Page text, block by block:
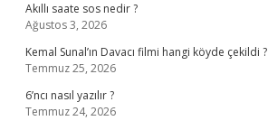
Akıllı saate sos nedir ?
Ağustos 3, 2026
Kemal Sunal’ın Davacı filmi hangi köyde çekildi ?
Temmuz 25, 2026
6’ncı nasıl yazılır ?
Temmuz 24, 2026